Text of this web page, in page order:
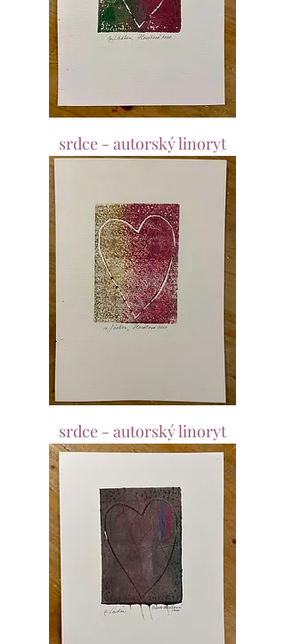
srdce - autorský linoryt
srdce - autorský linoryt